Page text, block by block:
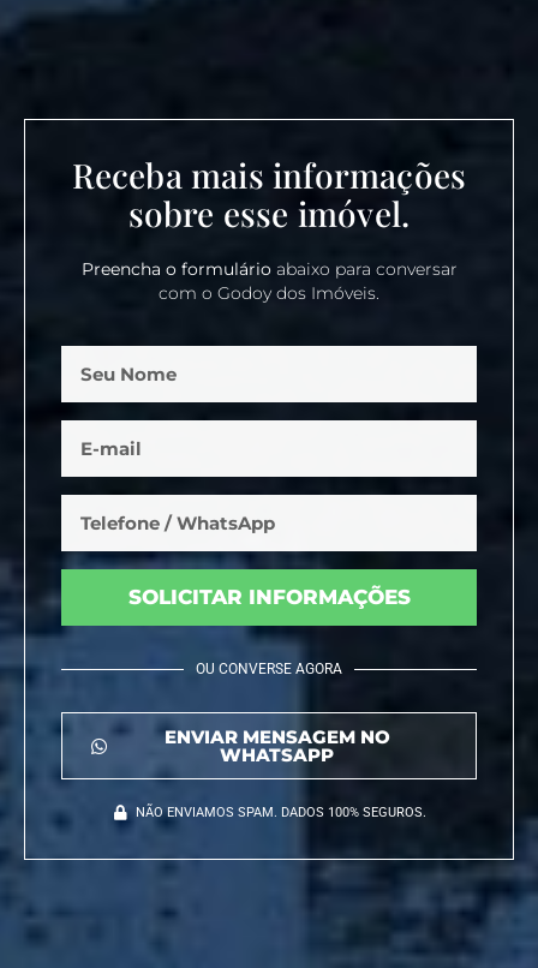
Receba mais informações
sobre esse imóvel.
Preencha o formulárioabaixo para conversar
com o Godoy dos Imóveis.
SOLICITAR INFORMAÇÕES
OU CONVERSE AGORA
ENVIAR MENSAGEM NO
WHATSAPP
NÃO ENVIAMOS SPAM. DADOS 100% SEGUROS.